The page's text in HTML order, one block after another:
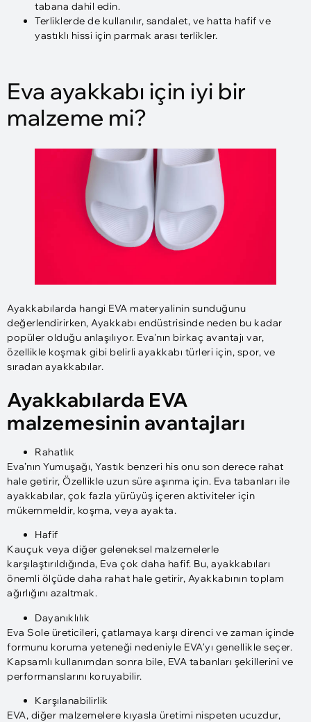
tabana dahil edin.
Terliklerde de kullanılır, sandalet, ve hatta hafif ve
yastıklı hissi için parmak arası terlikler.
Eva ayakkabı için iyi bir
malzeme mi?
Ayakkabılarda hangi EVA materyalinin sunduğunu
değerlendirirken, Ayakkabı endüstrisinde neden bu kadar
popüler olduğu anlaşılıyor. Eva'nın birkaç avantajı var,
özellikle koşmak gibi belirli ayakkabı türleri için, spor, ve
sıradan ayakkabılar.
Ayakkabılarda EVA
malzemesinin avantajları
Rahatlık
Eva’nın Yumuşağı, Yastık benzeri his onu son derece rahat
hale getirir, Özellikle uzun süre aşınma için. Eva tabanları ile
ayakkabılar, çok fazla yürüyüş içeren aktiviteler için
mükemmeldir, koşma, veya ayakta.
Hafif
Kauçuk veya diğer geleneksel malzemelerle
karşılaştırıldığında, Eva çok daha hafif. Bu, ayakkabıları
önemli ölçüde daha rahat hale getirir, Ayakkabının toplam
ağırlığını azaltmak.
Dayanıklılık
Eva Sole üreticileri, çatlamaya karşı direnci ve zaman içinde
formunu koruma yeteneği nedeniyle EVA'yı genellikle seçer.
Kapsamlı kullanımdan sonra bile, EVA tabanları şekillerini ve
performanslarını koruyabilir.
Karşılanabilirlik
EVA, diğer malzemelere kıyasla üretimi nispeten ucuzdur,